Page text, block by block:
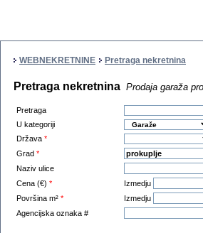
WEBNEKRETNINE Pretraga nekretnina
Pretraga nekretnina Prodaja garaža
Pretraga
U kategoriji
Država *
Grad *
Naziv ulice
Cena (€) *
Izmedju
Površina m² *
Izmedju
Agencijska oznaka #